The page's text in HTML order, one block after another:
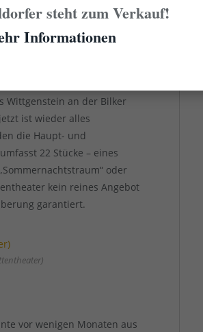
Wittgenstein an der Bilker
ist wieder alles
die Haupt- und
22 Stücke – eines
oder
kein reines Angebot
garantiert.
vor wenigen Monaten aus
steht zum Verkauf!
Informationen